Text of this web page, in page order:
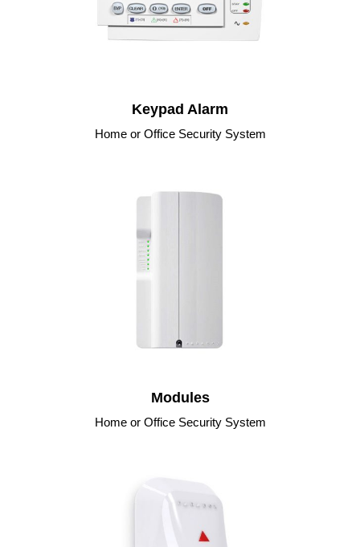
Keypad Alarm
Home or Office Security System
Modules
Home or Office Security System